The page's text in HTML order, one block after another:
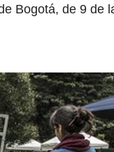
Bogotá, de 9